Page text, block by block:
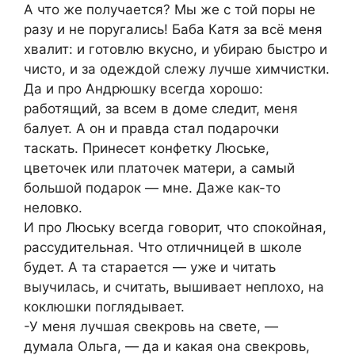
А что же получается? Мы же с той поры не
разу и не поругались! Баба Катя за всё меня
хвалит: и готовлю вкусно, и убираю быстро и
чисто, и за одеждой слежу лучше химчистки.
Да и про Андрюшку всегда хорошо:
работящий, за всем в доме следит, меня
балует. А он и правда стал подарочки
таскать. Принесет конфетку Люське,
цветочек или платочек матери, а самый
большой подарок — мне. Даже как-то
неловко.
И про Люську всегда говорит, что спокойная,
рассудительная. Что отличницей в школе
будет. А та старается — уже и читать
выучилась, и считать, вышивает неплохо, на
коклюшки поглядывает.
-У меня лучшая свекровь на свете, —
думала Ольга, — да и какая она свекровь,